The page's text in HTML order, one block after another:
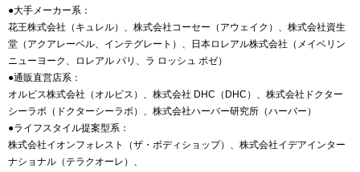
●大手メーカー系：
花王株式会社（キュレル）、株式会社コーセー（アウェイク）、株式会社資生
堂（アクアレーベル、インテグレート）、日本ロレアル株式会社（メイベリン
ニューヨーク、ロレアル パリ、ラ ロッシュ ポゼ）
●通販直営店系：
オルビス株式会社（オルビス）、株式会社 DHC（DHC）、株式会社ドクター
シーラボ（ドクターシーラボ）、株式会社ハーバー研究所（ハーバー）
●ライフスタイル提案型系：
株式会社イオンフォレスト（ザ・ボディショップ）、株式会社イデアインター
ナショナル（テラクオーレ）、